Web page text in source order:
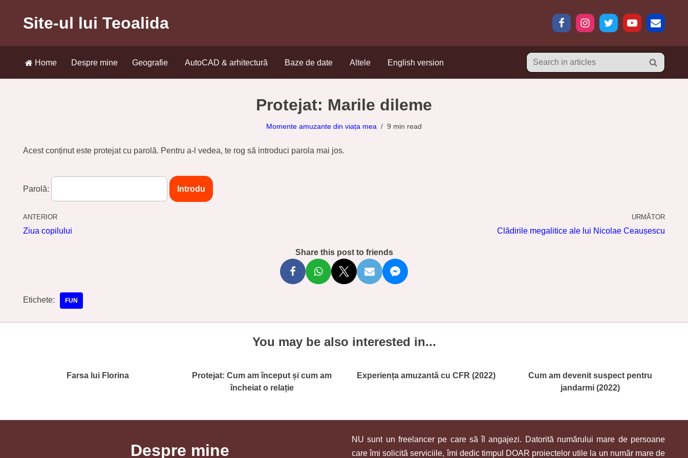
Site-ul lui Teoalida
Home Despre mine Geografie AutoCAD & arhitectură Baze de date Altele English version
Protejat: Marile dileme
Momente amuzante din viața mea 9 min read
Acest conținut este protejat cu parolă. Pentru a-l vedea, te rog să introduci parola mai jos.
Parolă:
ANTERIOR
Ziua copilului
URMĂTOR
Clădirile megalitice ale lui Nicolae Ceaușescu
Share this post to friends
Etichete: FUN
You may be also interested in...
Farsa lui Florina
Protejat: Cum am început și cum am
încheiat o relație
Experiența amuzantă cu CFR (2022)
Cum am devenit suspect pentru
jandarmi (2022)
Despre mine
NU sunt un freelancer pe care să îl angajezi. Datorită numărului mare de persoane
care îmi solicită serviciile, îmi dedic timpul DOAR proiectelor utile la un număr mare de